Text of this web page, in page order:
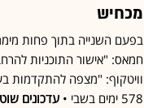
מכחיש
בפעם השנייה בתוך פחות
חמאס: "אישור התוכניות
578 ימים בשבי •
עדכונים